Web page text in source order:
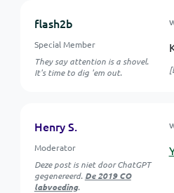
flash2b
Special Member
They say attention is a shovel.
It's time to dig 'em out.
Henry S.
Moderator
Deze post is niet door ChatGPT
gegenereerd. De 2019 CO
labvoeding.